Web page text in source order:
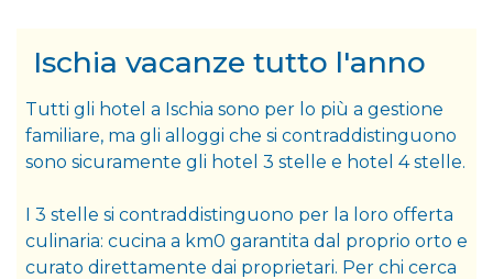
Ischia vacanze tutto l'anno
Tutti gli hotel a Ischia sono per lo più a gestione
familiare, ma gli alloggi che si contraddistinguono
sono sicuramente gli hotel 3 stelle e hotel 4 stelle.
I 3 stelle si contraddistinguono per la loro offerta
culinaria: cucina a km0 garantita dal proprio orto e
curato direttamente dai proprietari. Per chi cerca